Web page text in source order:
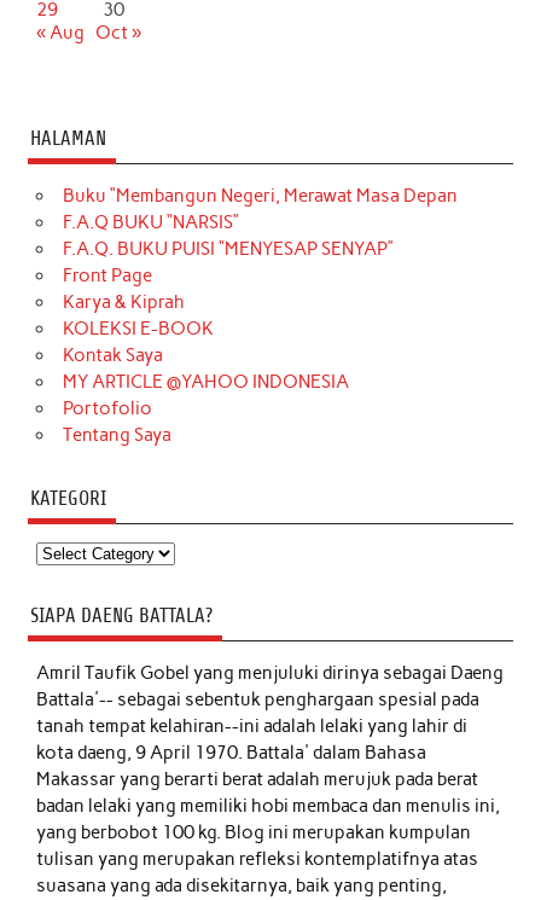
29
30
« Aug
Oct »
HALAMAN
Buku “Membangun Negeri, Merawat Masa Depan
F.A.Q BUKU “NARSIS”
F.A.Q. BUKU PUISI “MENYESAP SENYAP”
Front Page
Karya & Kiprah
KOLEKSI E-BOOK
Kontak Saya
MY ARTICLE @YAHOO INDONESIA
Portofolio
Tentang Saya
KATEGORI
Kategori
SIAPA DAENG BATTALA?
Amril Taufik Gobelyang menjuluki dirinya sebagai Daeng
Battala'-- sebagai sebentuk penghargaan spesial pada
tanah tempat kelahiran--ini adalah lelaki yang lahir di
kota daeng, 9 April 1970. Battala' dalam Bahasa
Makassar yang berarti berat adalah merujuk pada berat
badan lelaki yang memiliki hobi membaca dan menulis ini,
yang berbobot 100 kg. Blog ini merupakan kumpulan
tulisan yang merupakan refleksi kontemplatifnya atas
suasana yang ada disekitarnya, baik yang penting,